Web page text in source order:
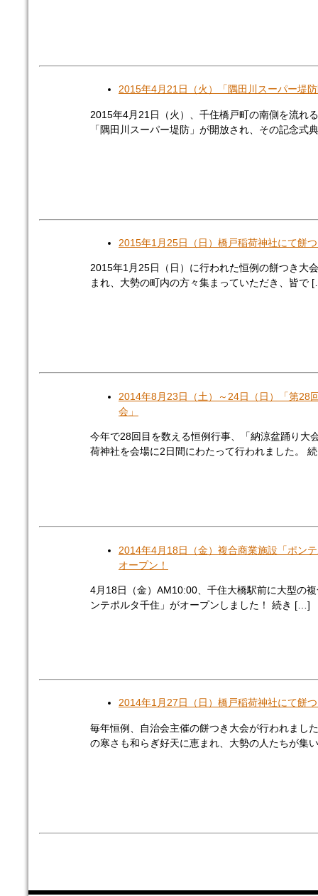
2015年4月21日（火）「隅田川スーパー堤
2015年4月21日（火）、千住橋戸町の南側を流れ
「隅田川スーパー堤防」が開放され、その記念式
2015年1月25日（日）橋戸稲荷神社にて餅
2015年1月25日（日）に行われた恒例の餅つき大
まれ、大勢の町内の方々集まっていただき、皆で
2014年8月23日（土）～24日（日）「第28
会」
今年で28回目を数える恒例行事、「納涼盆踊り大
荷神社を会場に2日間にわたって行われました。
2014年4月18日（金）複合商業施設「ポン
オープン！
4月18日（金）AM10:00、千住大橋駅前に大型の
ンテポルタ千住」がオープンしました！ 続き […]
2014年1月27日（日）橋戸稲荷神社にて餅
毎年恒例、自治会主催の餅つき大会が行われまし
の寒さも和らぎ好天に恵まれ、大勢の人たちが集